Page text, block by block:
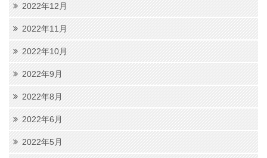
2022年12月
2022年11月
2022年10月
2022年9月
2022年8月
2022年6月
2022年5月